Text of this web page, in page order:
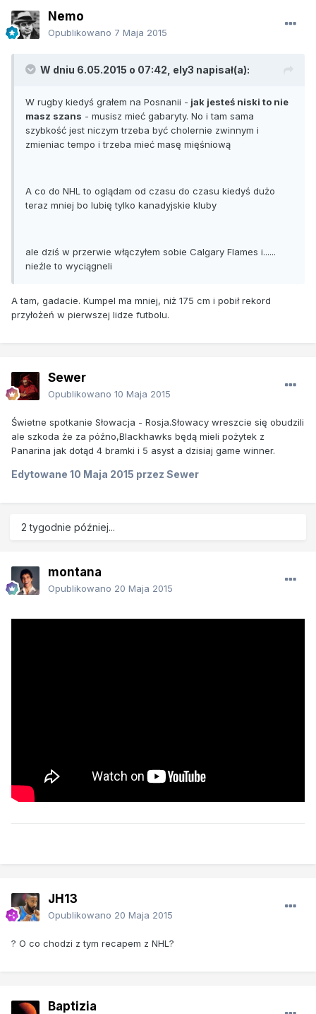
Nemo
Opublikowano 7 Maja 2015
W dniu 6.05.2015 o 07:42, ely3 napisał(a):
W rugby kiedyś grałem na Posnanii - jak jesteś niski to nie
masz szans - musisz mieć gabaryty. No i tam sama
szybkość jest niczym trzeba być cholernie zwinnym i
zmieniac tempo i trzeba mieć masę mięśniową
A co do NHL to oglądam od czasu do czasu kiedyś dużo
teraz mniej bo lubię tylko kanadyjskie kluby
ale dziś w przerwie włączyłem sobie Calgary Flames i......
nieźle to wyciągneli
A tam, gadacie. Kumpel ma mniej, niż 175 cm i pobił rekord
przyłożeń w pierwszej lidze futbolu.
Sewer
Opublikowano 10 Maja 2015
Świetne spotkanie Słowacja - Rosja.Słowacy wreszcie się obudzili
ale szkoda że za późno,Blackhawks będą mieli pożytek z
Panarina jak dotąd 4 bramki i 5 asyst a dzisiaj game winner.
Edytowane 10 Maja 2015 przez Sewer
2 tygodnie później...
montana
Opublikowano 20 Maja 2015
JH13
Opublikowano 20 Maja 2015
? O co chodzi z tym recapem z NHL?
Baptizia